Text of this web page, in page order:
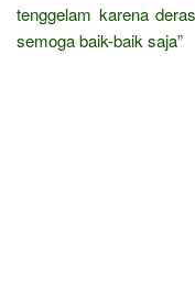
tenggelam karena
semoga baik-baik saja”